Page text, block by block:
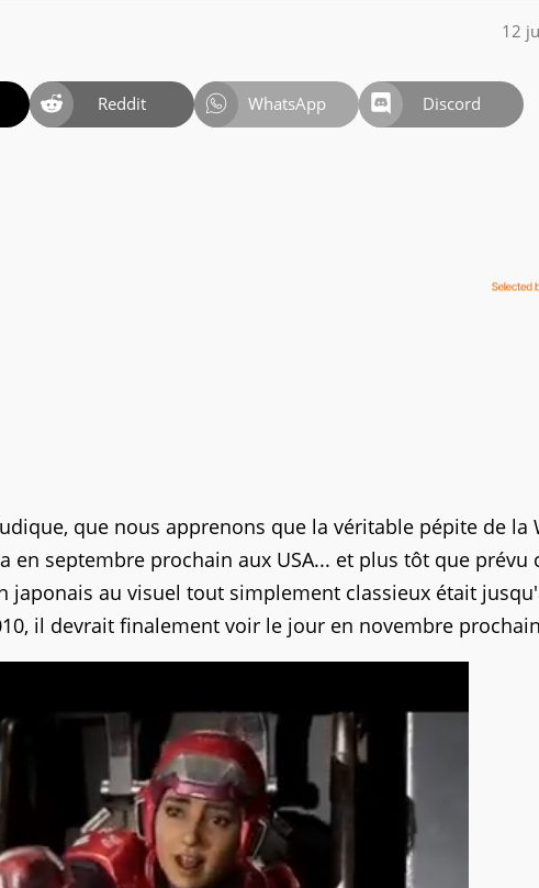
12
Reddit WhatsApp Discord
que nous apprenons que la véritable pépite de la
en septembre prochain aux USA... et plus tôt que prévu
japonais au visuel tout simplement classieux était
il devrait finalement voir le jour en novembre